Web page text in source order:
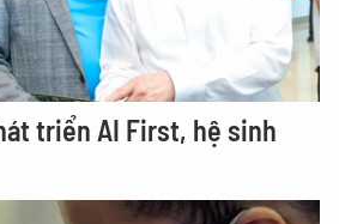
triển AI First, hệ sinh